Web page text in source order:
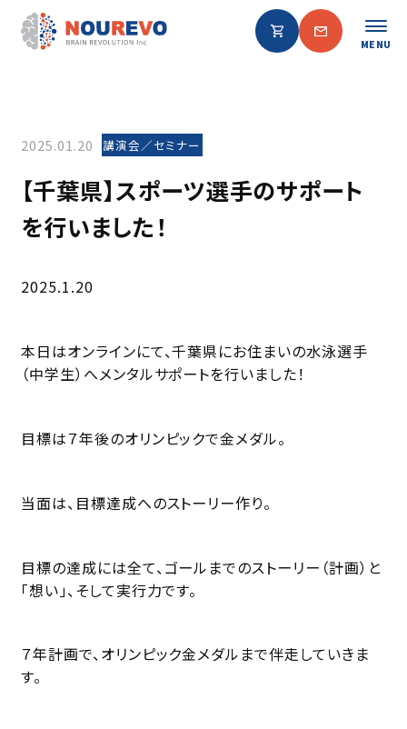
MENU
2025.01.20 講演会／セミナー
【千葉県】スポーツ選手のサポート
を行いました！
2025.1.20
本日はオンラインにて、千葉県にお住まいの水泳選手
（中学生）へメンタルサポートを行いました！
目標は７年後のオリンピックで金メダル。
当面は、目標達成へのストーリー作り。
目標の達成には全て、ゴールまでのストーリー（計画）と
「想い」、そして実行力です。
７年計画で、オリンピック金メダルまで伴走していきま
す。